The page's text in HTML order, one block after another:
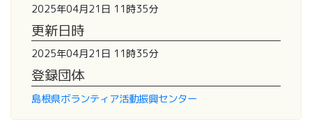
2025年04月21日 11時35分
更新日時
2025年04月21日 11時35分
登録団体
島根県ボランティア活動振興センター